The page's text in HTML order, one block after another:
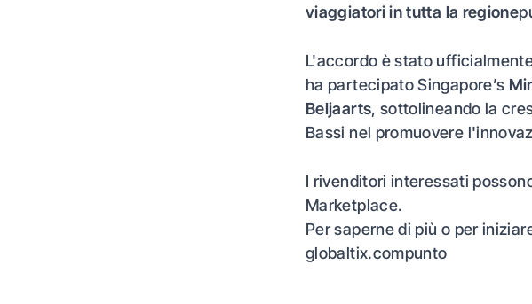
viaggiatori in tutta la regione
L'accordo è stato
ha partecipato Singapore’s
Beljaarts, sottolineando la
Bassi nel promuovere
I rivenditori interessati
Marketplace.
Per saperne di più o per
globaltix.compunto